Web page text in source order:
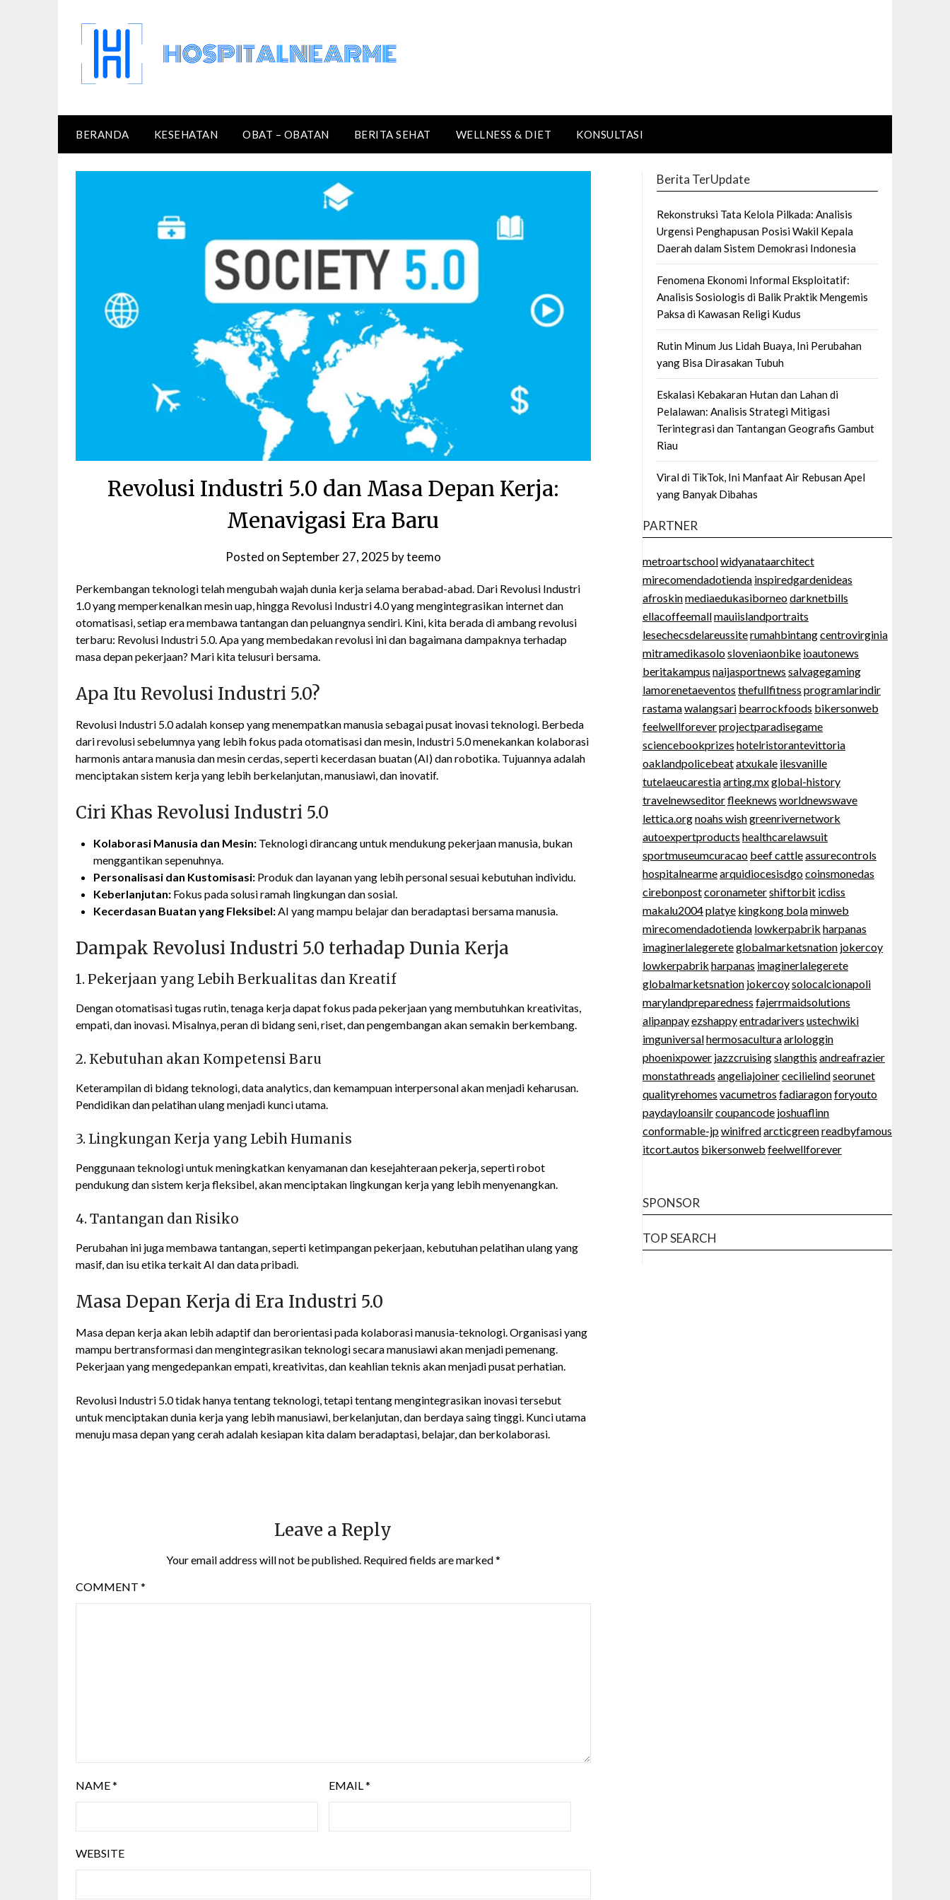
BERANDA KESEHATAN OBAT – OBATAN BERITA SEHAT WELLNESS & DIET KONSULTASI
Revolusi Industri 5.0 dan Masa Depan Kerja:
Menavigasi Era Baru
Posted onSeptember 27, 2025 byteemo
Perkembangan teknologi telah mengubah wajah dunia kerja selama berabad-abad. Dari Revolusi Industri
1.0 yang memperkenalkan mesin uap, hingga Revolusi Industri 4.0 yang mengintegrasikan internet dan
otomatisasi, setiap era membawa tantangan dan peluangnya sendiri. Kini, kita berada di ambang revolusi
terbaru: Revolusi Industri 5.0. Apa yang membedakan revolusi ini dan bagaimana dampaknya terhadap
masa depan pekerjaan? Mari kita telusuri bersama.
Apa Itu Revolusi Industri 5.0?
Revolusi Industri 5.0 adalah konsep yang menempatkan manusia sebagai pusat inovasi teknologi. Berbeda
dari revolusi sebelumnya yang lebih fokus pada otomatisasi dan mesin, Industri 5.0 menekankan kolaborasi
harmonis antara manusia dan mesin cerdas, seperti kecerdasan buatan (AI) dan robotika. Tujuannya adalah
menciptakan sistem kerja yang lebih berkelanjutan, manusiawi, dan inovatif.
Ciri Khas Revolusi Industri 5.0
Kolaborasi Manusia dan Mesin: Teknologi dirancang untuk mendukung pekerjaan manusia, bukan
menggantikan sepenuhnya.
Personalisasi dan Kustomisasi: Produk dan layanan yang lebih personal sesuai kebutuhan individu.
Keberlanjutan: Fokus pada solusi ramah lingkungan dan sosial.
Kecerdasan Buatan yang Fleksibel:AI yang mampu belajar dan beradaptasi bersama manusia.
Dampak Revolusi Industri 5.0 terhadap Dunia Kerja
1. Pekerjaan yang Lebih Berkualitas dan Kreatif
Dengan otomatisasi tugas rutin, tenaga kerja dapat fokus pada pekerjaan yang membutuhkan kreativitas,
empati, dan inovasi. Misalnya, peran di bidang seni, riset, dan pengembangan akan semakin berkembang.
2. Kebutuhan akan Kompetensi Baru
Keterampilan di bidang teknologi, data analytics, dan kemampuan interpersonal akan menjadi keharusan.
Pendidikan dan pelatihan ulang menjadi kunci utama.
3. Lingkungan Kerja yang Lebih Humanis
Penggunaan teknologi untuk meningkatkan kenyamanan dan kesejahteraan pekerja, seperti robot
pendukung dan sistem kerja fleksibel, akan menciptakan lingkungan kerja yang lebih menyenangkan.
4. Tantangan dan Risiko
Perubahan ini juga membawa tantangan, seperti ketimpangan pekerjaan, kebutuhan pelatihan ulang yang
masif, dan isu etika terkait AI dan data pribadi.
Masa Depan Kerja di Era Industri 5.0
Masa depan kerja akan lebih adaptif dan berorientasi pada kolaborasi manusia-teknologi. Organisasi yang
mampu bertransformasi dan mengintegrasikan teknologi secara manusiawi akan menjadi pemenang.
Pekerjaan yang mengedepankan empati, kreativitas, dan keahlian teknis akan menjadi pusat perhatian.
Revolusi Industri 5.0 tidak hanya tentang teknologi, tetapi tentang mengintegrasikan inovasi tersebut
untuk menciptakan dunia kerja yang lebih manusiawi, berkelanjutan, dan berdaya saing tinggi. Kunci utama
menuju masa depan yang cerah adalah kesiapan kita dalam beradaptasi, belajar, dan berkolaborasi.
Leave a Reply
Your email address will not be published. Required fields are marked*
COMMENT *
NAME* EMAIL*
WEBSITE
Berita TerUpdate
Rekonstruksi Tata Kelola Pilkada: Analisis
Urgensi Penghapusan Posisi Wakil Kepala
Daerah dalam Sistem Demokrasi Indonesia
Fenomena Ekonomi Informal Eksploitatif:
Analisis Sosiologis di Balik Praktik Mengemis
Paksa di Kawasan Religi Kudus
Rutin Minum Jus Lidah Buaya, Ini Perubahan
yang Bisa Dirasakan Tubuh
Eskalasi Kebakaran Hutan dan Lahan di
Pelalawan: Analisis Strategi Mitigasi
Terintegrasi dan Tantangan Geografis Gambut
Riau
Viral di TikTok, Ini Manfaat Air Rebusan Apel
yang Banyak Dibahas
PARTNER
metroartschoolwidyanataarchitect
mirecomendadotienda inspiredgardenideas
afroskinmediaedukasiborneodarknetbills
ellacoffeemallmauiislandportraits
lesechecsdelareussiterumahbintangcentrovirginia
mitramedikasolosloveniaonbike ioautonews
beritakampus naijasportnews salvagegaming
lamorenetaeventos thefullfitness programlarindir
rastamawalangsari bearrockfoods bikersonweb
feelwellforeverprojectparadisegame
sciencebookprizes hotelristorantevittoria
oaklandpolicebeatatxukale ilesvanille
tutelaeucarestiaarting.mxglobal-history
travelnewseditorfleeknews worldnewswave
lettica.orgnoahs wishgreenrivernetwork
autoexpertproducts healthcarelawsuit
sportmuseumcuracao beef cattleassurecontrols
hospitalnearmearquidiocesisdgocoinsmonedas
cirebonpostcoronametershiftorbit icdiss
makalu2004platye kingkong bolaminweb
mirecomendadotienda lowkerpabrik harpanas
imaginerlalegereteglobalmarketsnation jokercoy
lowkerpabrik harpanas imaginerlalegerete
globalmarketsnation jokercoysolocalcionapoli
marylandpreparedness fajerrmaidsolutions
alipanpayezshappyentradarivers ustechwiki
imguniversalhermosaculturaarlologgin
phoenixpower jazzcruisingslangthis andreafrazier
monstathreads angeliajoinercecilielindseorunet
qualityrehomes vacumetros fadiaragonforyouto
paydayloansilrcoupancode joshuaflinn
conformable-jpwinifredarcticgreenreadbyfamous
itcort.autos bikersonweb feelwellforever
SPONSOR
TOP SEARCH